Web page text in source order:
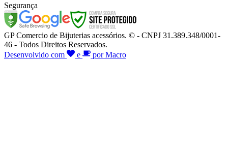
Segurança
GP Comercio de Bijuterias acessórios. © - CNPJ 31.389.348/0001-
46 - Todos Direitos Reservados.
Desenvolvido com
e por Macro